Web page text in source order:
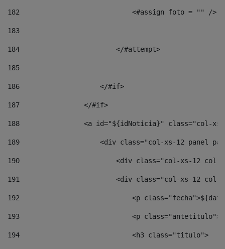
182
                            <#assign foto = "" />
183
184
                        </#attempt>
185
186
                    </#if>
187
                </#if>
188
<a id="${idNoticia}" class="col-
189
<div class="col-xs-12 panel
190
<div class="col-xs-12
191
<div class="col-xs-12
192
<p
193
<p
194
                            <h3 class="titulo">